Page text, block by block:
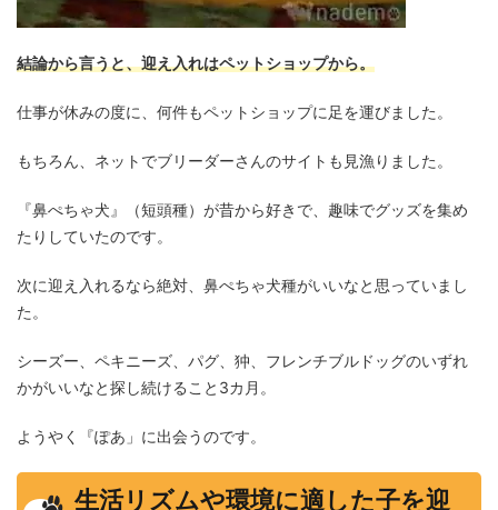
結論から言うと、迎え入れはペットショップから。
仕事が休みの度に、何件もペットショップに足を運びました。
もちろん、ネットでブリーダーさんのサイトも見漁りました。
『鼻ぺちゃ犬』（短頭種）が昔から好きで、趣味でグッズを集め
たりしていたのです。
次に迎え入れるなら絶対、鼻ぺちゃ犬種がいいなと思っていまし
た。
シーズー、ペキニーズ、パグ、狆、フレンチブルドッグのいずれ
かがいいなと探し続けること3カ月。
ようやく『ぽあ」に出会うのです。
生活リズムや環境に適した子を迎